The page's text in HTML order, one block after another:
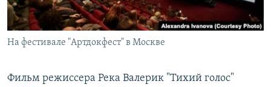
Все сайты РСЕ/РС
На фестивале "Артдокфест" в Москве
Фильм режиссера Река Валерик "Тихий голос"